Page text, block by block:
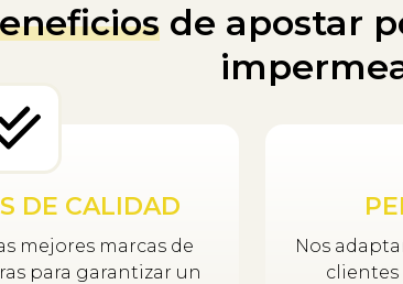
de apostar
DE CALIDAD
mejores marcas de
para garantizar un
Nos